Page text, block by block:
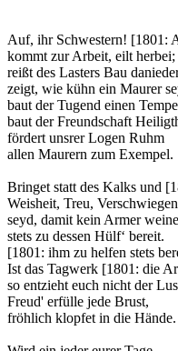
Auf, ihr Schwestern! [1801:
kommt zur Arbeit, eilt herbei;
reißt des Lasters Bau
zeigt, wie kühn ein Maurer
baut der Tugend einen
baut der Freundschaft
fördert unsrer Logen Ruhm
allen Maurern zum Exempel.
Bringet statt des Kalks und
Weisheit, Treu,
seyd, damit kein Armer
stets zu dessen Hülf‘ bereit.
[1801: ihm zu helfen stets
Ist das Tagwerk [1801: die
so entzieht euch nicht der
Freud' erfülle jede Brust,
fröhlich klopfet in die Hände.